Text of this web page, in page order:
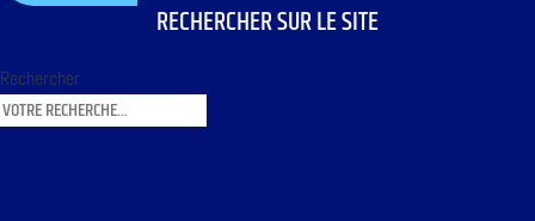
RECHERCHER SUR LE SITE
Rechercher